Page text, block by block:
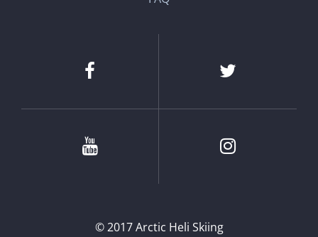
Facebook Twitter
Youtube Instagram
© 2017 Arctic Heli Skiing